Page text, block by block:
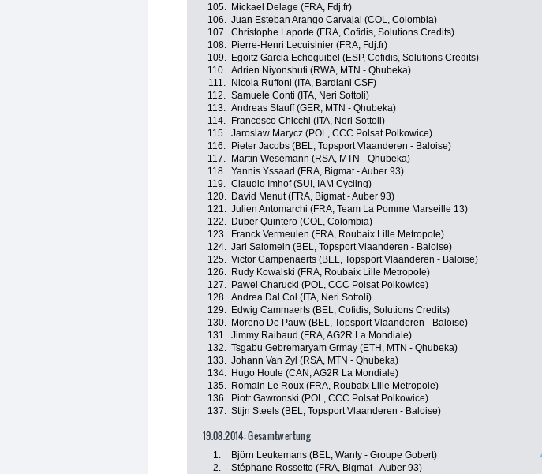
105.
Mickael Delage (FRA, Fdj.fr)
106. Juan Esteban Arango Carvajal (COL, Colombia)
107. Christophe Laporte (FRA, Cofidis, Solutions Credits)
108.
Pierre-Henri Lecuisinier (FRA, Fdj.fr)
109.
Egoitz Garcia Echeguibel (ESP, Cofidis, Solutions Credits)
110. Adrien Niyonshuti (RWA, MTN - Qhubeka)
111.
Nicola Ruffoni (ITA, Bardiani CSF)
112. Samuele Conti (ITA, Neri Sottoli)
113. Andreas Stauff (GER, MTN - Qhubeka)
114.
Francesco Chicchi (ITA, Neri Sottoli)
115. Jaroslaw Marycz (POL, CCC Polsat Polkowice)
116.
Pieter Jacobs (BEL, Topsport Vlaanderen - Baloise)
117.
Martin Wesemann (RSA, MTN - Qhubeka)
118. Yannis Yssaad (FRA, Bigmat - Auber 93)
119. Claudio Imhof (SUI, IAM Cycling)
120.
David Menut (FRA, Bigmat - Auber 93)
121. Julien Antomarchi (FRA, Team La Pomme Marseille 13)
122.
Duber Quintero (COL, Colombia)
123.
Franck Vermeulen (FRA, Roubaix Lille Metropole)
124. Jarl Salomein (BEL, Topsport Vlaanderen - Baloise)
125. Victor Campenaerts (BEL, Topsport Vlaanderen - Baloise)
126.
Rudy Kowalski (FRA, Roubaix Lille Metropole)
127.
Pawel Charucki (POL, CCC Polsat Polkowice)
128. Andrea Dal Col (ITA, Neri Sottoli)
129.
Edwig Cammaerts (BEL, Cofidis, Solutions Credits)
130.
Moreno De Pauw (BEL, Topsport Vlaanderen - Baloise)
131. Jimmy Raibaud (FRA, AG2R La Mondiale)
132. Tsgabu Gebremaryam Grmay (ETH, MTN - Qhubeka)
133. Johann Van Zyl (RSA, MTN - Qhubeka)
134.
Hugo Houle (CAN, AG2R La Mondiale)
135.
Romain Le Roux (FRA, Roubaix Lille Metropole)
136.
Piotr Gawronski (POL, CCC Polsat Polkowice)
137. Stijn Steels (BEL, Topsport Vlaanderen - Baloise)
19.08.2014: Gesamtwertung
1. Björn Leukemans (BEL, Wanty - Groupe Gobert)
2.
Stéphane Rossetto (FRA, Bigmat - Auber 93)